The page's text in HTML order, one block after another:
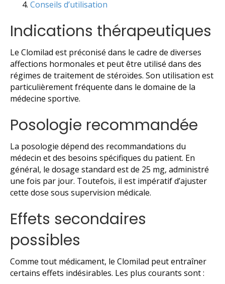
Conseils d’utilisation
Indications thérapeutiques
Le Clomilad est préconisé dans le cadre de diverses
affections hormonales et peut être utilisé dans des
régimes de traitement de stéroïdes. Son utilisation est
particulièrement fréquente dans le domaine de la
médecine sportive.
Posologie recommandée
La posologie dépend des recommandations du
médecin et des besoins spécifiques du patient. En
général, le dosage standard est de 25 mg, administré
une fois par jour. Toutefois, il est impératif d’ajuster
cette dose sous supervision médicale.
Effets secondaires
possibles
Comme tout médicament, le Clomilad peut entraîner
certains effets indésirables. Les plus courants sont :